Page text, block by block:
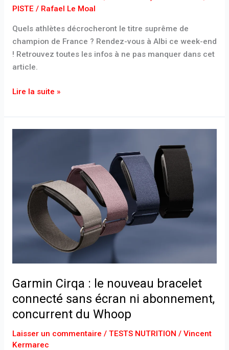
PISTE/ Rafael Le Moal
Quels athlètes décrocheront le titre suprême de
champion de France ? Rendez-vous à Albi ce week-end
! Retrouvez toutes les infos à ne pas manquer dans cet
article.
Lire la suite »
Garmin Cirqa : le nouveau bracelet
connecté sans écran ni abonnement,
concurrent du Whoop
Laisser un commentaire / TESTS NUTRITION / Vincent
Kermarec
nouveau
bracelet
connecté
écran
abonnement,
du
Whoop